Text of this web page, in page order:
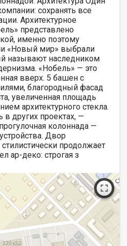
сохранять все
Архитектурное
представлено
именно поэтому
«Новый мир» выбрали
называют наследником
«Нобель» — это
вверх. 5 башен с
благородный фасад
увеличенная площадь
архитектурного стекла.
других проектах, —
колоннада —
Двор
продолжает
ар-деко: строгая з